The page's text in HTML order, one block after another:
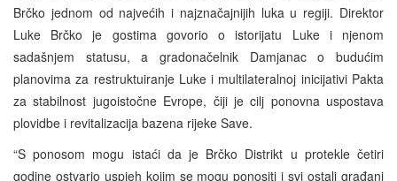
Brčko jednom od najvećih i najznačajnijih luka u regiji. Direktor
Luke Brčko je gostima govorio o istorijatu Luke i njenom
sadašnjem statusu, a gradonačelnik Damjanac o budućim
planovima za restruktuiranje Luke i multilateralnoj inicijativi Pakta
za stabilnost jugoistočne Evrope, čiji je cilj ponovna uspostava
plovidbe i revitalizacija bazena rijeke Save.
“S ponosom mogu istaći da je Brčko Distrikt u protekle četiri
godine ostvario uspjeh kojim se mogu ponositi i svi ostali građani